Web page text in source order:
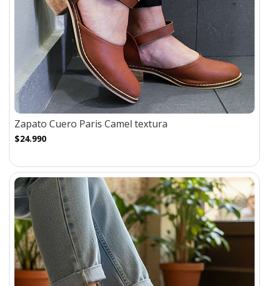
Zapato Cuero Paris Camel textura
$24.990